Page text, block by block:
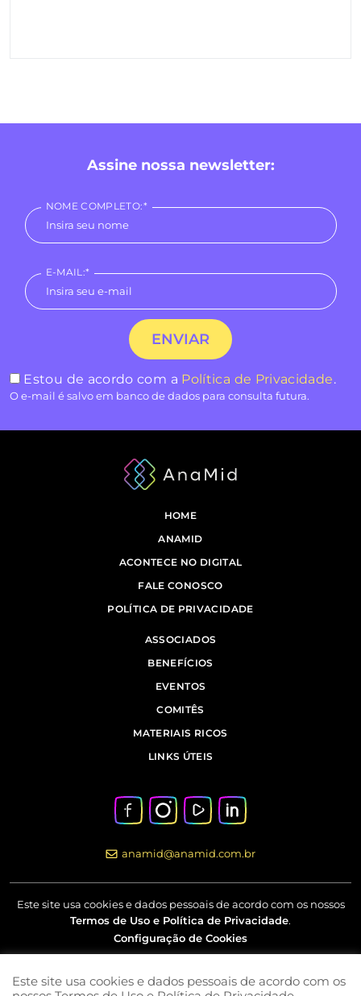
Assine nossa newsletter:
NOME COMPLETO:*
E-MAIL:*
Estou de acordo com a Política de Privacidade.
O e-mail é salvo em banco de dados para consulta futura.
HOME
ANAMID
ACONTECE NO DIGITAL
FALE CONOSCO
POLÍTICA DE PRIVACIDADE
ASSOCIADOS
BENEFÍCIOS
EVENTOS
COMITÊS
MATERIAIS RICOS
LINKS ÚTEIS
anamid@anamid.com.br
Este site usa cookies e dados pessoais de acordo com os nossos
Termos de Uso e Política de Privacidade.
Configuração de Cookies
Av Marquês de São Vicente, nº 230 – 18º andar – Barra Funda –
Este site usa cookies e dados pessoais de acordo com os